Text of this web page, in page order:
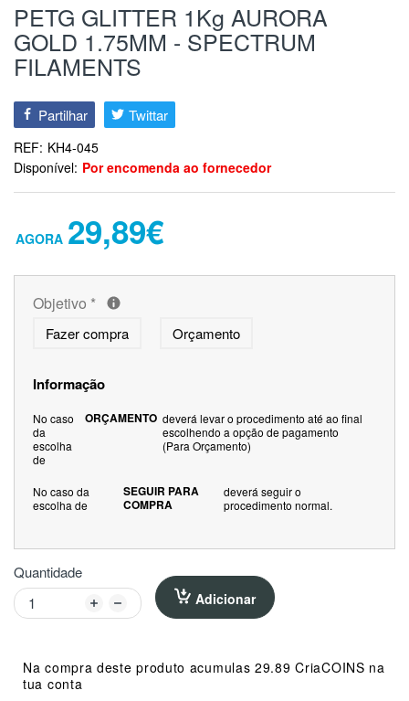
PETG GLITTER 1Kg AURORA
GOLD 1.75MM - SPECTRUM
FILAMENTS
Partilhar Twittar
REF: KH4-045
Disponível: Por encomenda ao fornecedor
29,89€
Objetivo *
Fazer compra Orçamento
Informação
No caso
da
escolha
de
ORÇAMENTO deverá levar o procedimento até ao final
escolhendo a opção de pagamento
(Para Orçamento)
No caso da
escolha de
SEGUIR PARA
COMPRA
deverá seguir o
procedimento normal.
Quantidade
Adicionar
Na compra deste produto acumulas 29.89 CriaCOINS na
tua conta